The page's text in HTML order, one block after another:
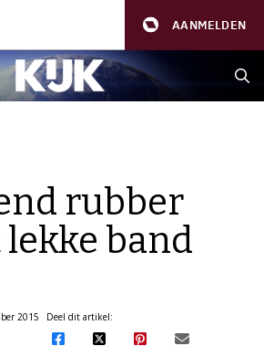
AANMELDEN
rubber
band
2015
Deel dit artikel: